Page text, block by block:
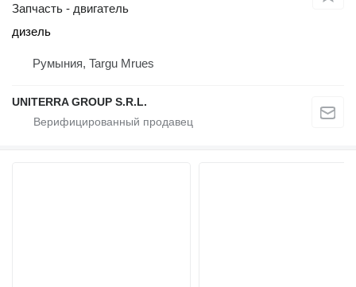
Запчасть - двигатель
дизель
Румыния, Targu Mrues
UNITERRA GROUP S.R.L.